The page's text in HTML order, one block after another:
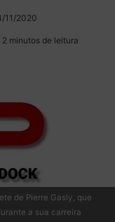
11/2020
2 minutos de leitura
de Pierre Gasly, que
a sua carreira